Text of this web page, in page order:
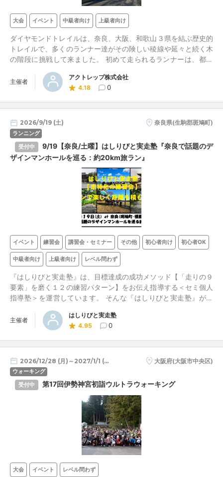
大会 イベント 中級者向け 上級者向け
ダイヤモンドトレイルは、奈良、大阪、和歌山３県を結ぶ歴史的
トレイルで、多くのランナー達がその険しい稜線や延々と続く木
の階段に挑戦して来ました。 初めて走られるランナーは、都会
かれます。是非トレイルランの醍醐味を味わってください。
主催者
アクトレップ株式会社
4.18
0
2026/9/19 (土) 奈良県(生駒郡斑鳩町)
ランニング
受付中
9/19【奈良/土曜】はしりびと実走塾『奈良で話題のデ
ザインマンホールを巡る：約20km旅ラン』
イベント 練習会 講習会・セミナー その他 初心者向け 初心者OK
中級者向け 上級者向け レベル問わず
『はしりびと実走塾』は、目標達成の成功メソッド【「走りの９
要素」を磨く１２の練習パターン】をお伝え指導する＜セミ個人
指導塾＞を運営しています。 そんな『はしりびと実走塾』が、
主催者
はしりびと実走塾
4.95
0
2026/12/28 (月)～2027/1/1 (金) 大阪府(大阪市中央区)
ウォーキング
受付中
第17回伊勢神宮初詣ウルトラウォーキング
大会 イベント レベル問わず